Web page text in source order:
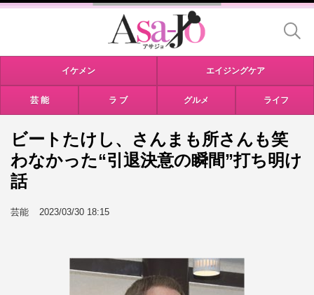
イケメン エイジングケア
芸 能 ラ ブ グルメ ライフ
ビートたけし、さんまも所さんも笑
わなかった“引退決意の瞬間”打ち明け
話
芸能 2023/03/30 18:15